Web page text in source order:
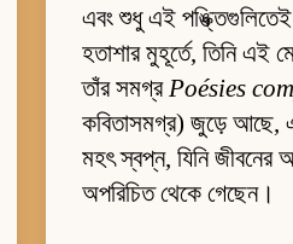
এবং শুধু এই
হতাশার মুহূর্তে, তিনি
তাঁর সমগ্রPoésies
কবিতাসমগ্র) জুড়ে আছে,
মহৎ স্বপ্ন, যিনি জীবনের
অপরিচিত থেকে গেছেন।